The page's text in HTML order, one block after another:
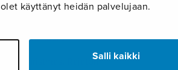
käyttänyt heidän palvelujaan.
Salli kaikki
13 g
Sekakuoro
Rajaton